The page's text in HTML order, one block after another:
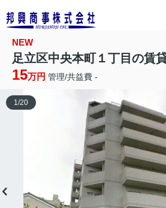
NEW
足立区中央本町１丁目の賃
15万円 管理/共益費 -
1/20